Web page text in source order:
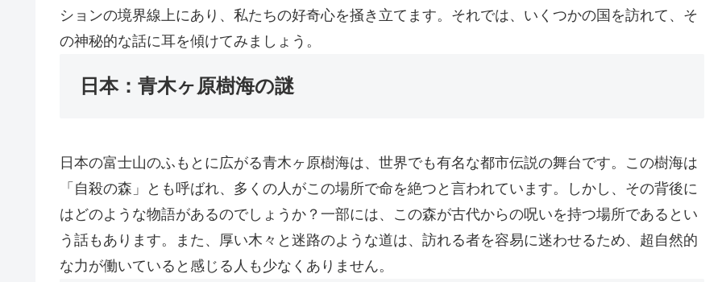
ションの境界線上にあり、私たちの好奇心を掻き立てます。それでは、いくつかの国を訪れて、そ
の神秘的な話に耳を傾けてみましょう。
日本：青木ヶ原樹海の謎
日本の富士山のふもとに広がる青木ヶ原樹海は、世界でも有名な都市伝説の舞台です。この樹海は
「自殺の森」とも呼ばれ、多くの人がこの場所で命を絶つと言われています。しかし、その背後に
はどのような物語があるのでしょうか？一部には、この森が古代からの呪いを持つ場所であるとい
う話もあります。また、厚い木々と迷路のような道は、訪れる者を容易に迷わせるため、超自然的
な力が働いていると感じる人も少なくありません。